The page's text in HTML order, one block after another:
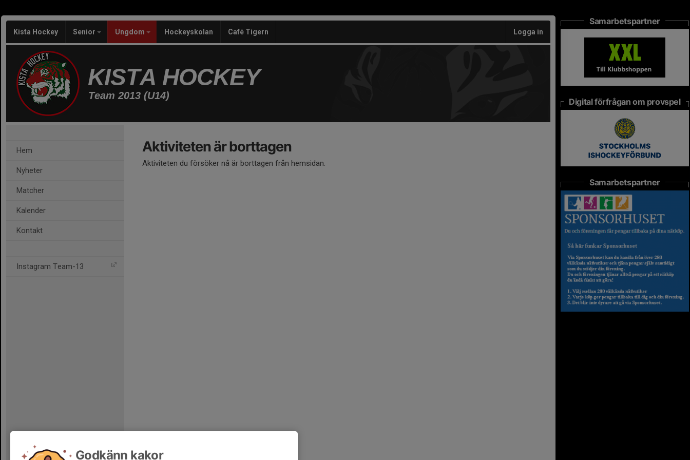
Kista Hockey Senior Ungdom Hockeyskolan Café Tigern Logga in
KISTA HOCKEY
Team 2013 (U14)
Hem
Nyheter
Matcher
Kalender
Kontakt
Instagram Team-13
Aktiviteten är borttagen
Aktiviteten du försöker nå är borttagen från hemsidan.
Samarbetspartner
Digital förfrågan om provspel
Samarbetspartner
Godkänn kakor